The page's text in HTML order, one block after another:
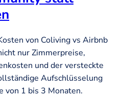
von Coliving vs Airbnb
nur Zimmerpreise,
und der versteckte
Aufschlüsselung
von 1 bis 3 Monaten.